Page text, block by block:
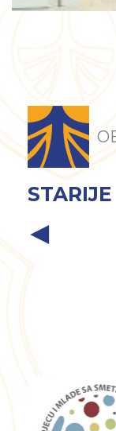
STARIJE